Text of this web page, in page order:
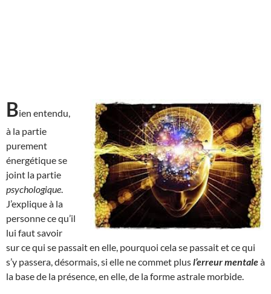
Bien entendu,
à la partie
purement
énergétique se
joint la partie
psychologique
J’explique à la
personne ce qu’il
lui faut savoir
sur ce qui se passait en elle, pourquoi cela se passait et ce qui
s’y passera, désormais, si elle ne commet plusl’erreur mentaleà
la base de la présence, en elle, de la forme astrale morbide.